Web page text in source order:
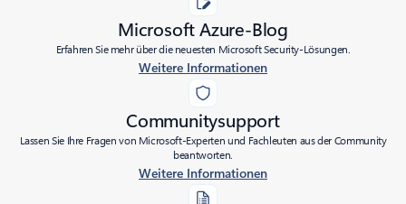
Microsoft Azure-Blog
Erfahren Sie mehr über die neuesten Microsoft Security-Lösungen.
Weitere Informationen
Communitysupport
Lassen Sie Ihre Fragen von Microsoft-Experten und Fachleuten aus der Community
beantworten.
Weitere Informationen